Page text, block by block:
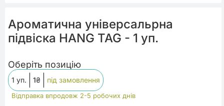
Ароматична універсальрна
підвіска HANG TAG - 1 уп.
Оберіть позицію
1 уп. 1₴ під замовлення
Відправка впродовж 2-5 робочих днів